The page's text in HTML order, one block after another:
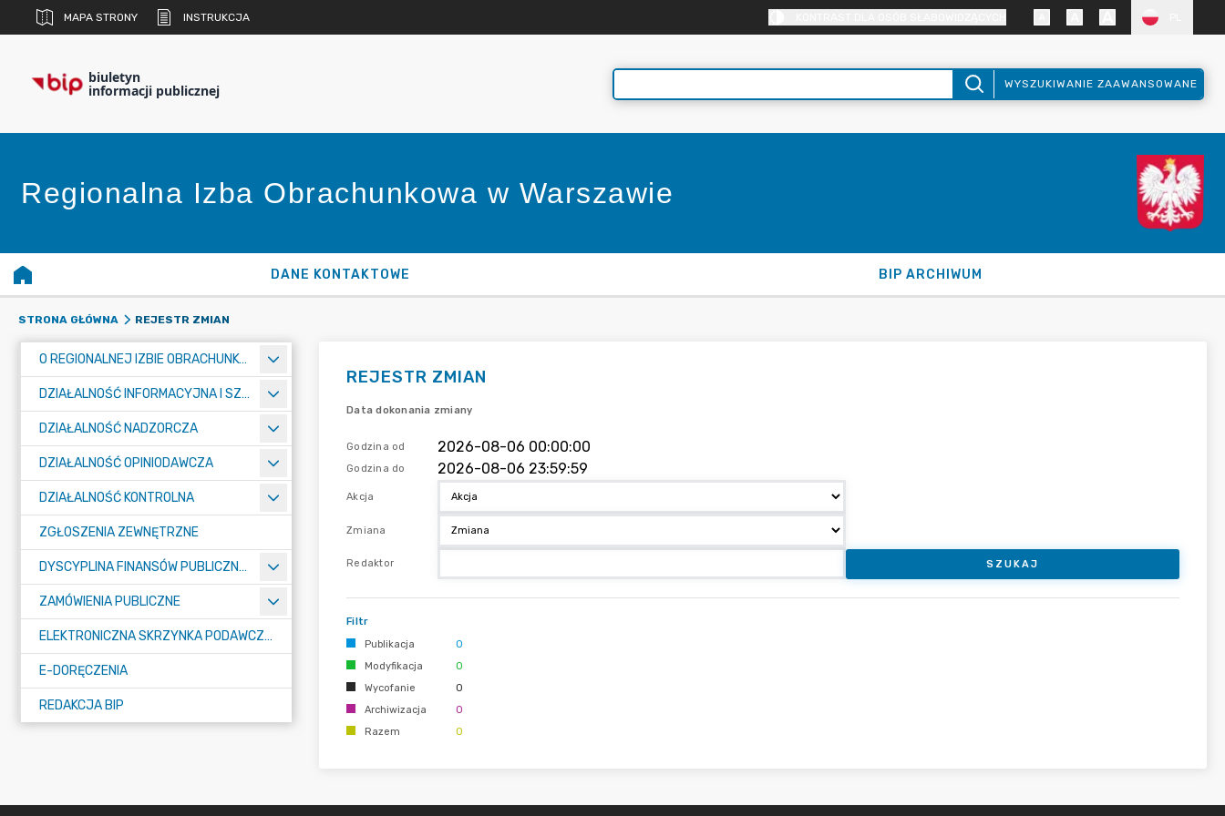
MAPA STRONY INSTRUKCJA
biuletyn
informacji publicznej WYSZUKIWANIE ZAAWANSOWANE
Regionalna Izba Obrachunkowa w Warszawie
DANE KONTAKTOWE BIP ARCHIWUM
STRONA GŁÓWNA REJESTR ZMIAN
O REGIONALNEJ IZBIE OBRACHUNKOWEJ W WARSZAWIE
DZIAŁALNOŚĆ INFORMACYJNA I SZKOLENIOWA
DZIAŁALNOŚĆ NADZORCZA
DZIAŁALNOŚĆ OPINIODAWCZA
DZIAŁALNOŚĆ KONTROLNA
ZGŁOSZENIA ZEWNĘTRZNE
DYSCYPLINA FINANSÓW PUBLICZNYCH
ZAMÓWIENIA PUBLICZNE
ELEKTRONICZNA SKRZYNKA PODAWCZA E-PUAP
E-DORĘCZENIA
REDAKCJA BIP
REJESTR ZMIAN
Data dokonania zmiany
Godzina od
Godzina do
Akcja
Zmiana
Redaktor SZUKAJ
Filtr
Publikacja
0
Modyfikacja
0
Wycofanie
0
Archiwizacja
0
Razem
0